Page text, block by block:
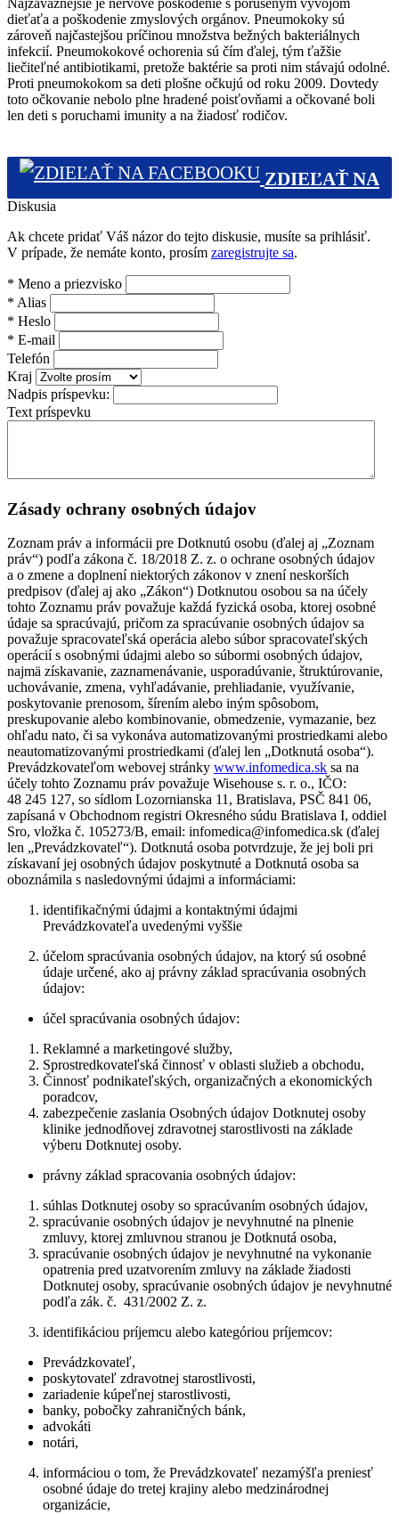
Najzávažnejšie je nervové poškodenie s porušeným vývojom
dieťaťa a poškodenie zmyslových orgánov. Pneumokoky sú
zároveň najčastejšou príčinou množstva bežných bakteriálnych
infekcií. Pneumokokové ochorenia sú čím ďalej, tým ťažšie
liečiteľné antibiotikami, pretože baktérie sa proti nim stávajú odolné.
Proti pneumokokom sa deti plošne očkujú od roku 2009. Dovtedy
toto očkovanie nebolo plne hradené poisťovňami a očkované boli
len deti s poruchami imunity a na žiadosť rodičov.
ZDIEĽAŤ NA
Diskusia
Ak chcete pridať Váš názor do tejto diskusie, musíte sa prihlásiť.
V prípade, že nemáte konto, prosím zaregistrujte sa.
* Meno a priezvisko
* Alias
* Heslo
* E-mail
Telefón
Kraj
Nadpis príspevku:
Text príspevku
Zásady ochrany osobných údajov
Zoznam práv a informácii pre Dotknutú osobu (ďalej aj „Zoznam
práv“) podľa zákona č. 18/2018 Z. z. o ochrane osobných údajov
a o zmene a doplnení niektorých zákonov v znení neskorších
predpisov (ďalej aj ako „Zákon“) Dotknutou osobou sa na účely
tohto Zoznamu práv považuje každá fyzická osoba, ktorej osobné
údaje sa spracúvajú, pričom za spracúvanie osobných údajov sa
považuje spracovateľská operácia alebo súbor spracovateľských
operácií s osobnými údajmi alebo so súbormi osobných údajov,
najmä získavanie, zaznamenávanie, usporadúvanie, štruktúrovanie,
uchovávanie, zmena, vyhľadávanie, prehliadanie, využívanie,
poskytovanie prenosom, šírením alebo iným spôsobom,
preskupovanie alebo kombinovanie, obmedzenie, vymazanie, bez
ohľadu nato, či sa vykonáva automatizovanými prostriedkami alebo
neautomatizovanými prostriedkami (ďalej len „Dotknutá osoba“).
Prevádzkovateľom webovej stránky www.infomedica.sk sa na
účely tohto Zoznamu práv považuje Wisehouse s. r. o., IČO:
48 245 127, so sídlom Lozornianska 11, Bratislava, PSČ 841 06,
zapísaná v Obchodnom registri Okresného súdu Bratislava I, oddiel
Sro, vložka č. 105273/B, email: infomedica@infomedica.sk (ďalej
len „Prevádzkovateľ“). Dotknutá osoba potvrdzuje, že jej boli pri
získavaní jej osobných údajov poskytnuté a Dotknutá osoba sa
oboznámila s nasledovnými údajmi a informáciami:
identifikačnými údajmi a kontaktnými údajmi
Prevádzkovateľa uvedenými vyššie
účelom spracúvania osobných údajov, na ktorý sú osobné
údaje určené, ako aj právny základ spracúvania osobných
údajov:
účel spracúvania osobných údajov:
Reklamné a marketingové služby,
Sprostredkovateľská činnosť v oblasti služieb a obchodu,
Činnosť podnikateľských, organizačných a ekonomických
poradcov,
zabezpečenie zaslania Osobných údajov Dotknutej osoby
klinike jednodňovej zdravotnej starostlivosti na základe
výberu Dotknutej osoby.
právny základ spracovania osobných údajov:
súhlas Dotknutej osoby so spracúvaním osobných údajov,
spracúvanie osobných údajov je nevyhnutné na plnenie
zmluvy, ktorej zmluvnou stranou je Dotknutá osoba,
spracúvanie osobných údajov je nevyhnutné na vykonanie
opatrenia pred uzatvorením zmluvy na základe žiadosti
Dotknutej osoby, spracúvanie osobných údajov je nevyhnutné
podľa zák. č. 431/2002 Z. z.
identifikáciou príjemcu alebo kategóriou príjemcov:
Prevádzkovateľ,
poskytovateľ zdravotnej starostlivosti,
zariadenie kúpeľnej starostlivosti,
banky, pobočky zahraničných bánk,
advokáti
notári,
informáciou o tom, že Prevádzkovateľ nezamýšľa preniesť
osobné údaje do tretej krajiny alebo medzinárodnej
organizácie,